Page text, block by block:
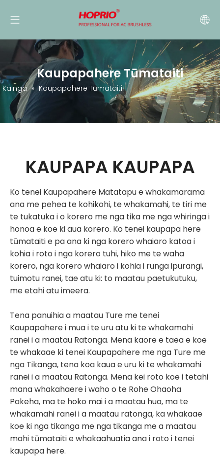
Kaupapahere Tūmataiti
Kainga » Kaupapahere Tūmataiti
KAUPAPA KAUPAPA
Ko tenei Kaupapahere Matatapu e whakamarama
ana me pehea te kohikohi, te whakamahi, te tiri me
te tukatuka i o korero me nga tika me nga whiringa i
honoa e koe ki aua korero. Ko tenei kaupapa here
tūmataiti e pa ana ki nga korero whaiaro katoa i
kohia i roto i nga korero tuhi, hiko me te waha
korero, nga korero whaiaro i kohia i runga ipurangi,
tuimotu ranei, tae atu ki: to maatau paetukutuku,
me etahi atu imeera.
Tena panuihia a maatau Ture me tenei
Kaupapahere i mua i te uru atu ki te whakamahi
ranei i a maatau Ratonga. Mena kaore e taea e koe
te whakaae ki tenei Kaupapahere me nga Ture me
nga Tikanga, tena koa kaua e uru ki te whakamahi
ranei i a maatau Ratonga. Mena kei roto koe i tetahi
mana whakahaere i waho o te Rohe Ohaoha
Pakeha, ma te hoko mai i a maatau hua, ma te
whakamahi ranei i a maatau ratonga, ka whakaae
koe ki nga tikanga me nga tikanga me a maatau
mahi tūmataiti e whakaahuatia ana i roto i tenei
kaupapa here.